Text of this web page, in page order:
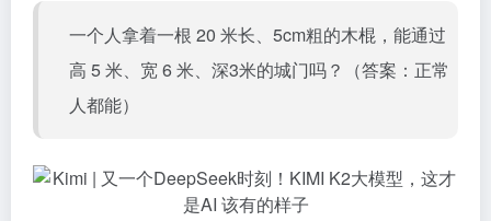
一个人拿着一根 20 米长、5cm粗的木棍，能通过
高 5 米、宽 6 米、深3米的城门吗？（答案：正常
人都能）